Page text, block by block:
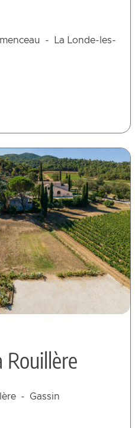
- La Londe-les-
Rouillère
- Gassin